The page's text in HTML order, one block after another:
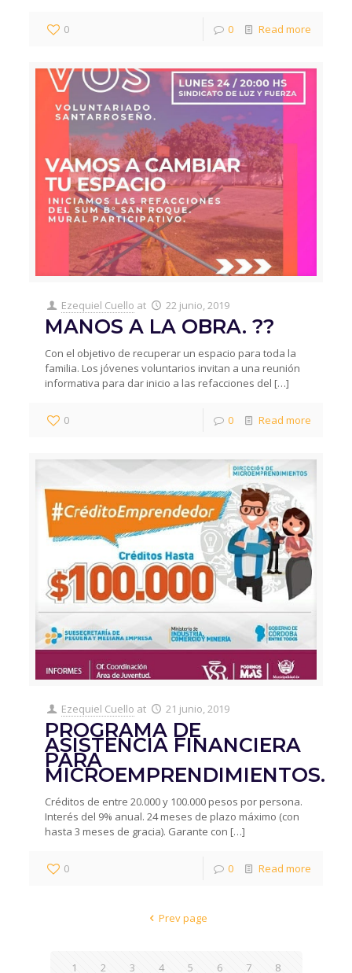
0 0 Read more
Ezequiel Cuello at 22 junio, 2019
MANOS A LA OBRA. ??
Con el objetivo de recuperar un espacio para toda la
familia. Los jóvenes voluntarios invitan a una reunión
informativa para dar inicio a las refacciones del […]
0 0 Read more
Ezequiel Cuello at 21 junio, 2019
PROGRAMA DE
ASISTENCIA FINANCIERA
PARA
MICROEMPRENDIMIENTOS.
Créditos de entre 20.000 y 100.000 pesos por persona.
Interés del 9% anual. 24 meses de plazo máximo (con
hasta 3 meses de gracia). Garante con […]
0 0 Read more
Prev page
1 2 3 4 5 6 7
8